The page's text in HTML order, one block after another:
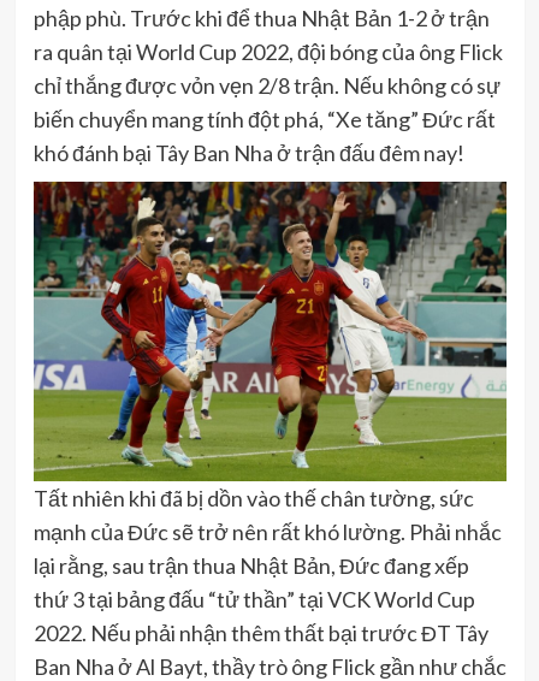
phập phù. Trước khi để thua Nhật Bản 1-2 ở trận
ra quân tại World Cup 2022, đội bóng của ông Flick
chỉ thắng được vỏn vẹn 2/8 trận. Nếu không có sự
biến chuyển mang tính đột phá, “Xe tăng” Đức rất
khó đánh bại Tây Ban Nha ở trận đấu đêm nay!
Tất nhiên khi đã bị dồn vào thế chân tường, sức
mạnh của Đức sẽ trở nên rất khó lường. Phải nhắc
lại rằng, sau trận thua Nhật Bản, Đức đang xếp
thứ 3 tại bảng đấu “tử thần” tại VCK World Cup
2022. Nếu phải nhận thêm thất bại trước ĐT Tây
Ban Nha ở Al Bayt, thầy trò ông Flick gần như chắc